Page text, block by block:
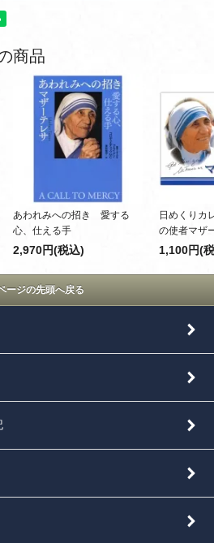
商品
あわれみへの招き 愛する
心、仕える手
2,970円(税込)
日めくりカ
の使者マザ
1,100円(
ージの先頭へ戻る